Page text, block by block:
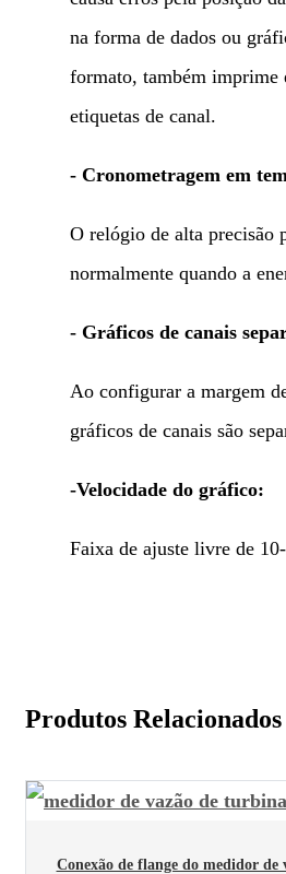
na forma de dados ou
formato, também imprime
etiquetas de canal.
- Cronometragem em
O relógio de alta precisão
normalmente quando a
- Gráficos de canais
Ao configurar a margem
gráficos de canais são
-Velocidade do gráfico:
Faixa de ajuste livre de
Produtos Relacionados
Conexão de flange do medidor de